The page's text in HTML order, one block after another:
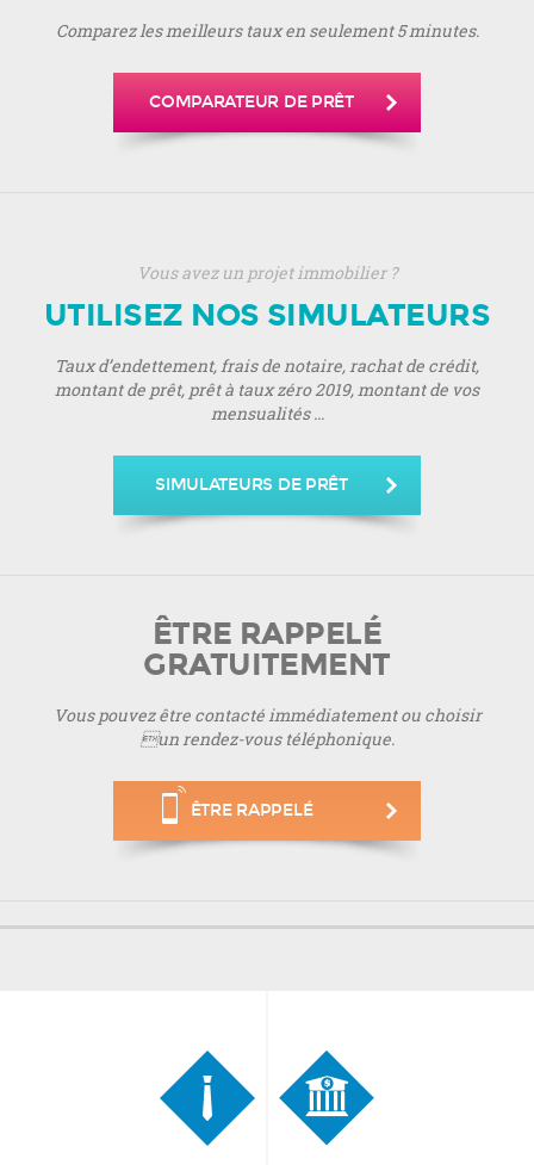
Comparez les meilleurs taux en seulement 5 minutes.
COMPARATEUR DE PRÊT
Vous avez un projet immobilier ?
UTILISEZ NOS SIMULATEURS
Taux d’endettement, frais de notaire, rachat de crédit,
montant de prêt, prêt à taux zéro 2019, montant de vos
mensualités ...
SIMULATEURS DE PRÊT
ÊTRE RAPPELÉ
GRATUITEMENT
Vous pouvez être contacté immédiatement ou choisir
un rendez-vous téléphonique.
ÊTRE RAPPELÉ